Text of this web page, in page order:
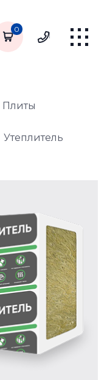
0
Плиты
Утеплитель